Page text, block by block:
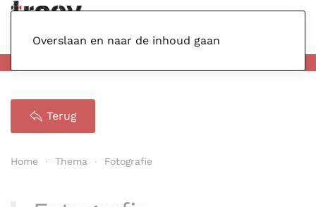
Overslaan en naar de inhoud gaan
Terug
Home Thema Fotografie